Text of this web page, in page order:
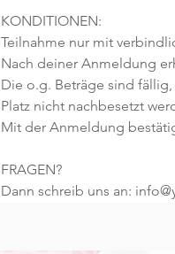
KONDITIONEN:
Teilnahme nur mit
Nach deiner Anmeldung
Die o.g. Beträge sind
Platz nicht nachbesetzt
Mit der Anmeldung
FRAGEN?
Dann schreib uns an: